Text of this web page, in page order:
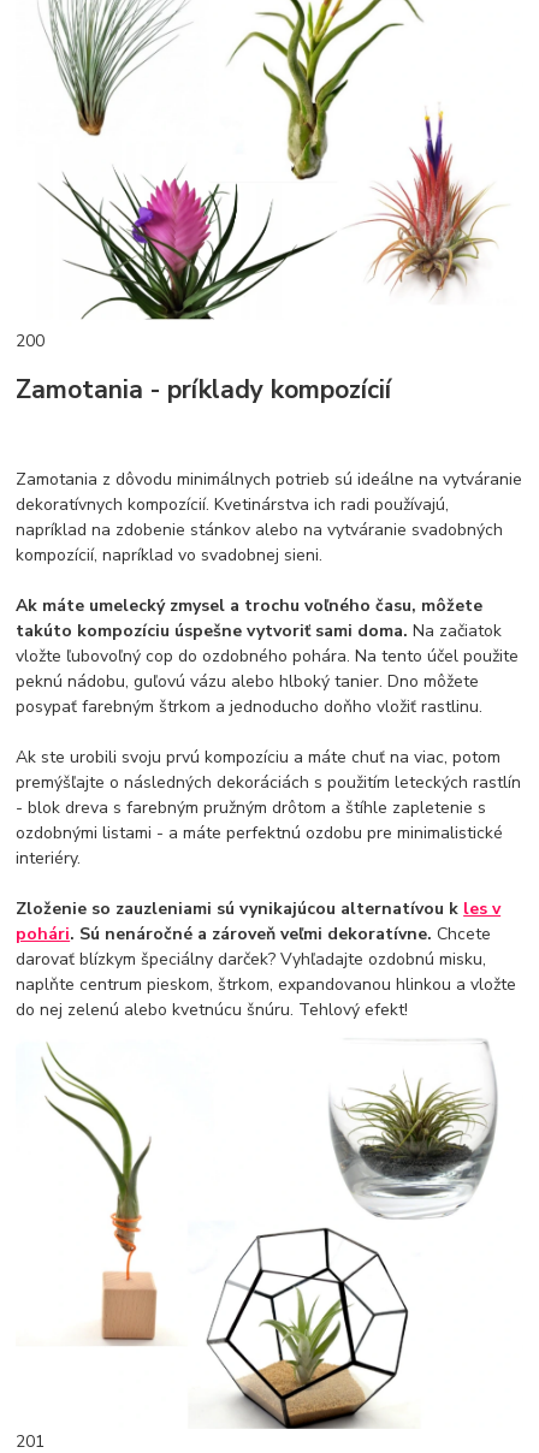
200
Zamotania - príklady kompozícií
Zamotania z dôvodu minimálnych potrieb sú ideálne na vytváranie
dekoratívnych kompozícií. Kvetinárstva ich radi používajú,
napríklad na zdobenie stánkov alebo na vytváranie svadobných
kompozícií, napríklad vo svadobnej sieni.
Ak máte umelecký zmysel a trochu voľného času, môžete
takúto kompozíciu úspešne vytvoriť sami doma.Na začiatok
vložte ľubovoľný cop do ozdobného pohára. Na tento účel použite
peknú nádobu, guľovú vázu alebo hlboký tanier. Dno môžete
posypať farebným štrkom a jednoducho doňho vložiť rastlinu.
Ak ste urobili svoju prvú kompozíciu a máte chuť na viac, potom
premýšľajte o následných dekoráciách s použitím leteckých rastlín
- blok dreva s farebným pružným drôtom a štíhle zapletenie s
ozdobnými listami - a máte perfektnú ozdobu pre minimalistické
interiéry.
Zloženie so zauzleniami sú vynikajúcou alternatívou k les v
pohári. Sú nenáročné a zároveň veľmi dekoratívne.Chcete
darovať blízkym špeciálny darček? Vyhľadajte ozdobnú misku,
naplňte centrum pieskom, štrkom, expandovanou hlinkou a vložte
do nej zelenú alebo kvetnúcu šnúru. Tehlový efekt!
201